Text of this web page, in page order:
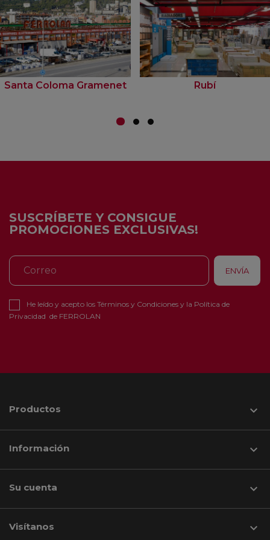
Santa Coloma Gramenet Rubí
SUSCRÍBETE Y CONSIGUE
PROMOCIONES EXCLUSIVAS!
He leído y acepto los Términos y Condiciones y la Política de
Privacidad de FERROLAN
Productos 
Información 
Su cuenta 
Visítanos keyboard_arrow_down